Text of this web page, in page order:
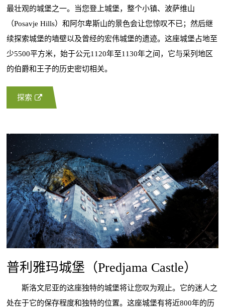
最壮观的城堡之一。当您登上城堡，整个小镇、波萨维山
（Posavje Hills）和阿尔卑斯山的景色会让您惊叹不已；然后继
续探索城堡的墙壁以及曾经的宏伟城堡的遗迹。这座城堡占地至
少5500平方米，始于公元1120年至1130年之间，它与采列地区
的伯爵和王子的历史密切相关。
探索
普利雅玛城堡（Predjama Castle）
斯洛文尼亚的这座独特的城堡将让您叹为观止。它的迷人之
处在于它的保存程度和独特的位置。这座城堡有将近800年的历